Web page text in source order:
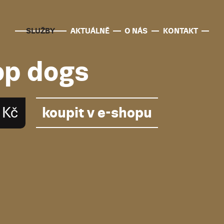
SLUŽBY AKTUÁLNĚ O NÁS KONTAKT
dogs
koupit v e-shopu